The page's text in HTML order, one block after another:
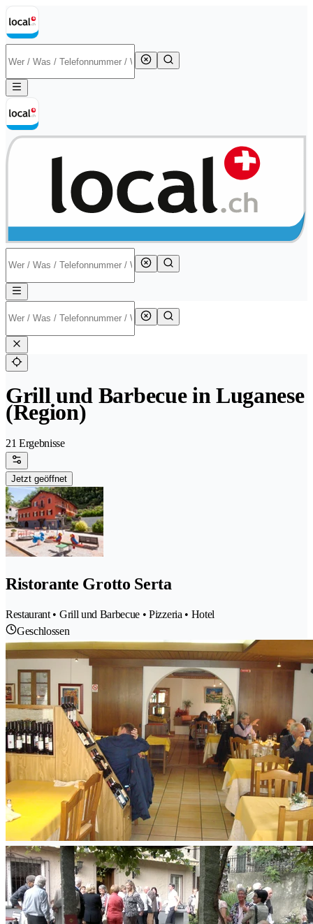
Grill und Barbecue in Luganese
(Region)
21 Ergebnisse
Jetzt geöffnet
Ristorante Grotto Serta
Restaurant • Grill und Barbecue • Pizzeria • Hotel
Geschlossen